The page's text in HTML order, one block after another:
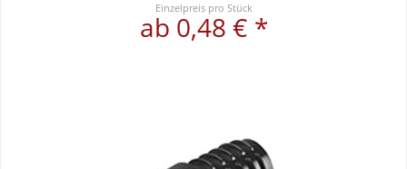
Einzelpreis pro Stück
ab 0,48 € *